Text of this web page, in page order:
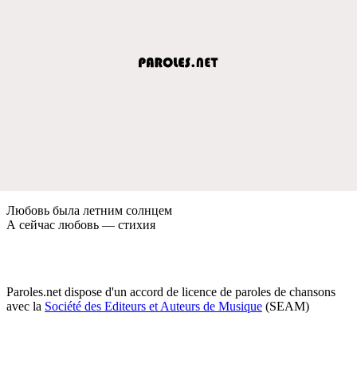
Любовь была летним солнцем
А сейчас любовь — стихия
Paroles.net dispose d'un accord de licence de paroles de chansons
avec la Société des Editeurs et Auteurs de Musique (SEAM)